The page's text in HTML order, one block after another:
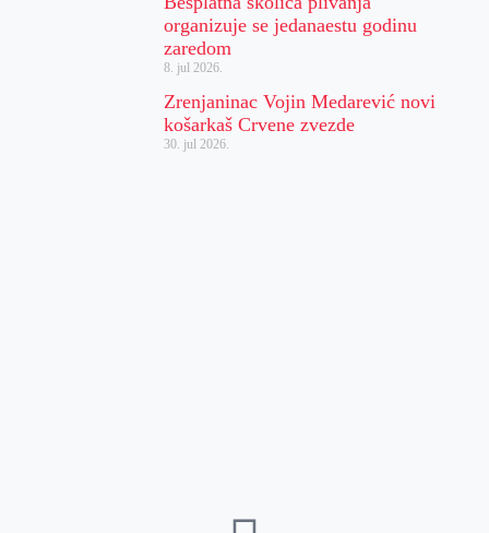
organizuje se jedanaestu godinu
zaredom
8. jul 2026.
Zrenjaninac Vojin Medarević novi
košarkaš Crvene zvezde
30. jul 2026.